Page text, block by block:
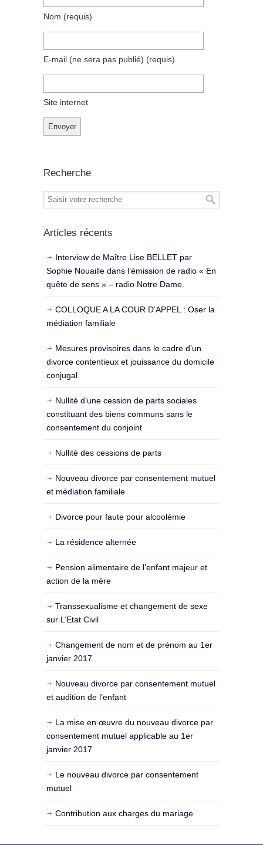
Nom (requis)
E-mail (ne sera pas publié) (requis)
Site internet
Recherche
Articles récents
Interview de Maître Lise BELLET par
Sophie Nouaille dans l’émission de radio « En
quête de sens » – radio Notre Dame.
COLLOQUE A LA COUR D’APPEL : Oser la
médiation familiale
Mesures provisoires dans le cadre d’un
divorce contentieux et jouissance du domicile
conjugal
Nullité d’une cession de parts sociales
constituant des biens communs sans le
consentement du conjoint
Nullité des cessions de parts
Nouveau divorce par consentement mutuel
et médiation familiale
Divorce pour faute pour alcoolémie
La résidence alternée
Pension alimentaire de l’enfant majeur et
action de la mère
Transsexualisme et changement de sexe
sur L’Etat Civil
Changement de nom et de prénom au 1er
janvier 2017
Nouveau divorce par consentement mutuel
et audition de l’enfant
La mise en œuvre du nouveau divorce par
consentement mutuel applicable au 1er
janvier 2017
Le nouveau divorce par consentement
mutuel
Contribution aux charges du mariage